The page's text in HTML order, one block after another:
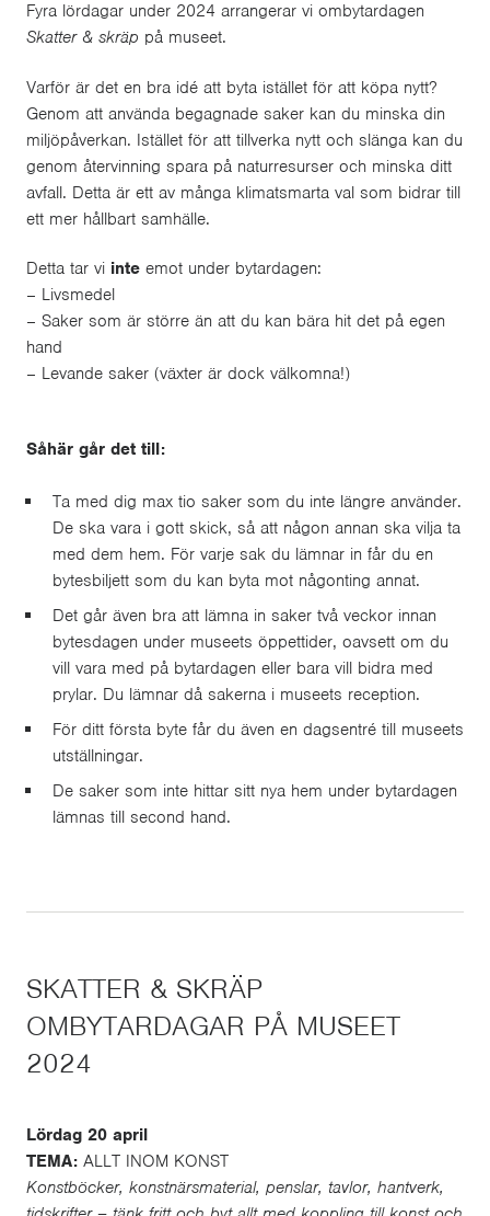
Fyra lördagar under 2024 arrangerar vi ombytardagen
Skatter & skräp på museet.
Varför är det en bra idé att byta istället för att köpa nytt?
Genom att använda begagnade saker kan du minska din
miljöpåverkan. Istället för att tillverka nytt och slänga kan du
genom återvinning spara på naturresurser och minska ditt
avfall. Detta är ett av många klimatsmarta val som bidrar till
ett mer hållbart samhälle.
Detta tar vi inte emot under bytardagen:
– Livsmedel
– Saker som är större än att du kan bära hit det på egen
hand
– Levande saker (växter är dock välkomna!)
Såhär går det till:
Ta med dig max tio saker som du inte längre använder.
De ska vara i gott skick, så att någon annan ska vilja ta
med dem hem. För varje sak du lämnar in får du en
bytesbiljett som du kan byta mot någonting annat.
Det går även bra att lämna in saker två veckor innan
bytesdagen under museets öppettider, oavsett om du
vill vara med på bytardagen eller bara vill bidra med
prylar. Du lämnar då sakerna i museets reception.
För ditt första byte får du även en dagsentré till museets
utställningar.
De saker som inte hittar sitt nya hem under bytardagen
lämnas till second hand.
SKATTER & SKRÄP
OMBYTARDAGAR PÅ MUSEET
2024
Lördag 20 april
TEMA: ALLT INOM KONST
Konstböcker, konstnärsmaterial, penslar, tavlor, hantverk,